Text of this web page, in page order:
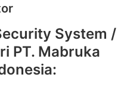
System /
PT. Mabruka